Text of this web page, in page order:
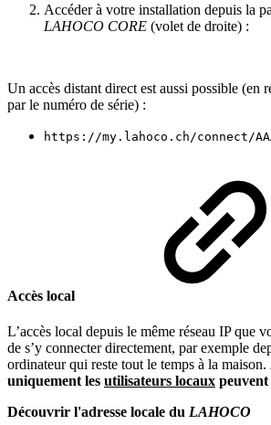
Accéder à votre installation depuis la
LAHOCO CORE (volet de droite) :
Un accès distant direct est aussi possible (en
par le numéro de série) :
https://my.lahoco.ch/connect/
Accès local
L’accès local depuis le même réseau IP que
de s’y connecter directement, par exemple
ordinateur qui reste tout le temps à la maison.
uniquement les utilisateurs locaux peuvent
Découvrir l'adresse locale du LAHOCO